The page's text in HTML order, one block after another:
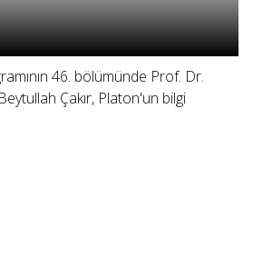
46. bölümünde Prof. Dr.
Çakır, Platon'un bilgi